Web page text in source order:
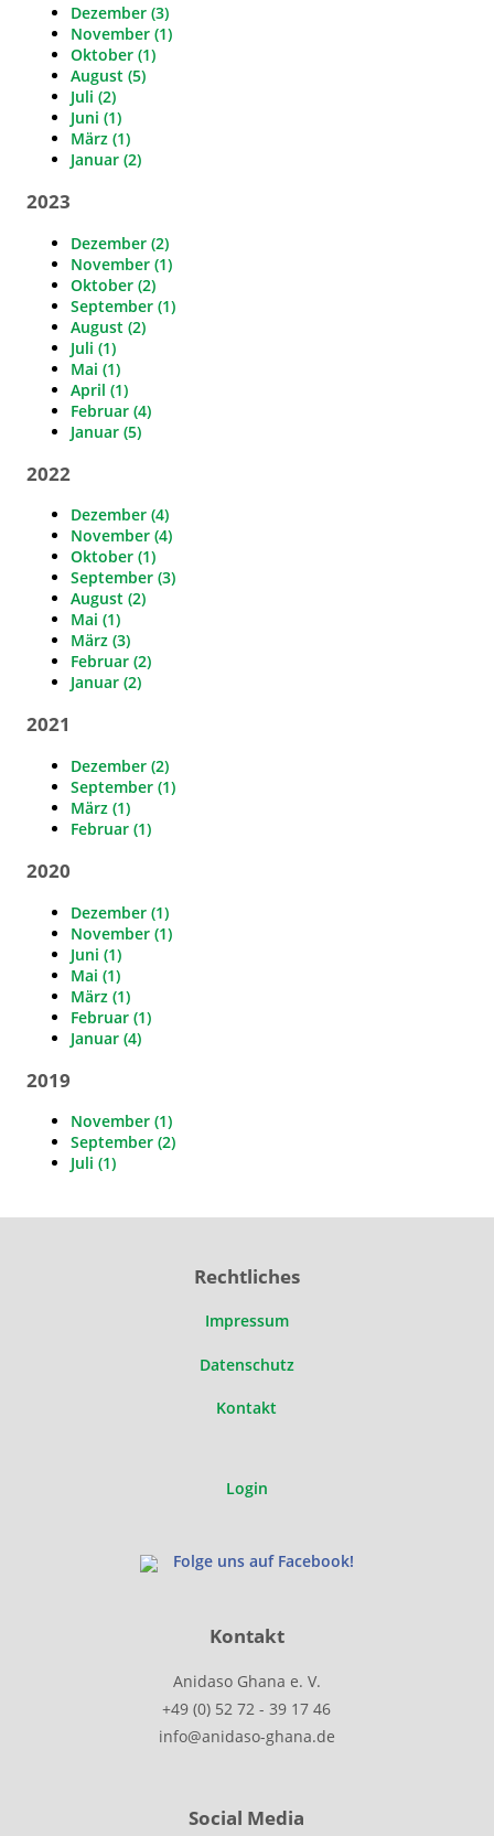
Dezember (3)
November (1)
Oktober (1)
August (5)
Juli (2)
Juni (1)
März (1)
Januar (2)
2023
Dezember (2)
November (1)
Oktober (2)
September (1)
August (2)
Juli (1)
Mai (1)
April (1)
Februar (4)
Januar (5)
2022
Dezember (4)
November (4)
Oktober (1)
September (3)
August (2)
Mai (1)
März (3)
Februar (2)
Januar (2)
2021
Dezember (2)
September (1)
März (1)
Februar (1)
2020
Dezember (1)
November (1)
Juni (1)
Mai (1)
März (1)
Februar (1)
Januar (4)
2019
November (1)
September (2)
Juli (1)
Rechtliches
Impressum
Datenschutz
Kontakt
Login
Folge uns auf Facebook!
Kontakt
Anidaso Ghana e. V.
+49 (0) 52 72 - 39 17 46
info@anidaso-ghana.de
Social Media